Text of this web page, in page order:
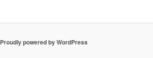
Proudly powered by WordPress